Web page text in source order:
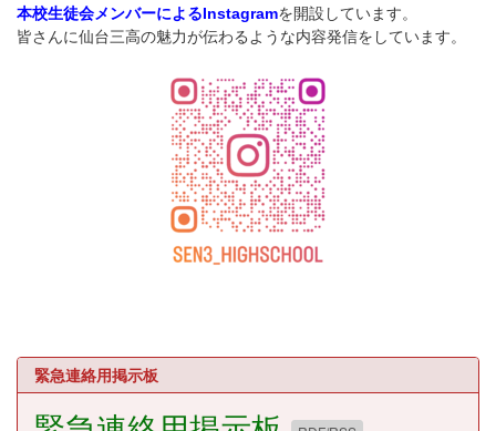
本校生徒会メンバーによるInstagramを開設しています。
皆さんに仙台三高の魅力が伝わるような内容発信をしています。
緊急連絡用掲示板